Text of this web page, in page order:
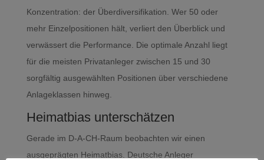
Konzentration: der Überdiversifikation. Wer 50 oder
mehr Einzelpositionen hält, verliert den Überblick und
verwässert die Performance. Die optimale Anzahl liegt
für die meisten Privatanleger zwischen 15 und 30
sorgfältig ausgewählten Positionen über verschiedene
Anlageklassen hinweg.
Heimatbias unterschätzen
Gerade im D-A-CH-Raum beobachten wir einen
ausgeprägten Heimatbias. Deutsche Anleger